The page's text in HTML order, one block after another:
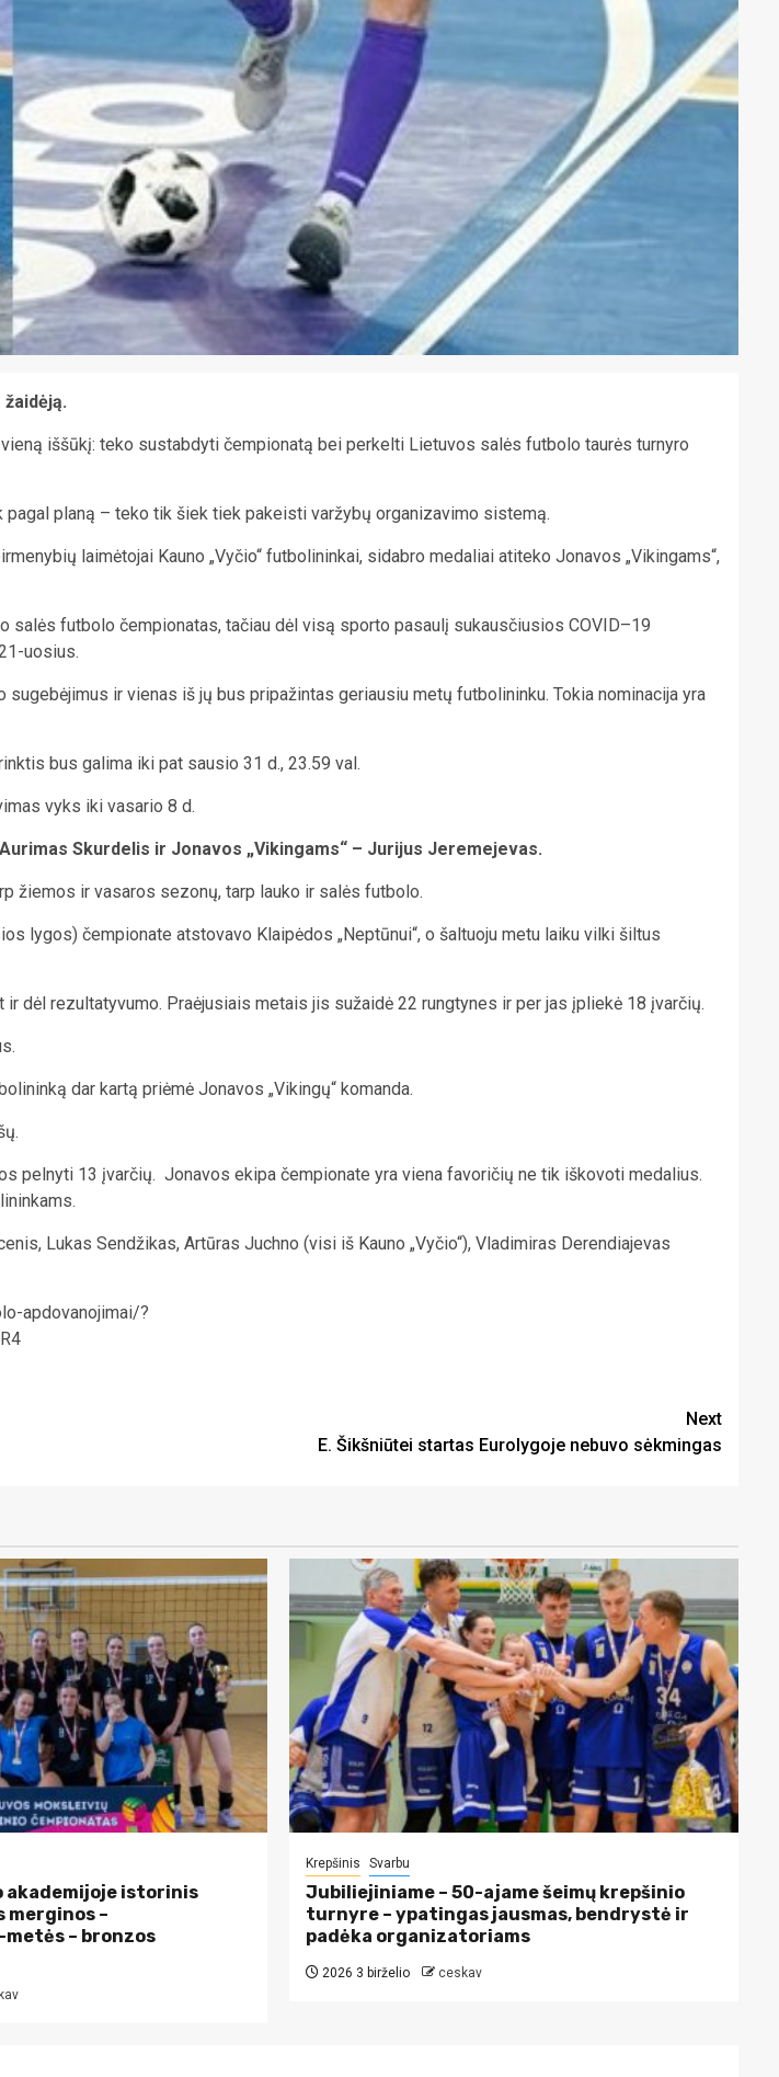
iššūkį: teko sustabdyti čempionatą bei perkelti Lietuvos salės futbolo taurės turnyro
planą – teko tik šiek tiek pakeisti varžybų organizavimo sistemą.
laimėtojai Kauno „Vyčio“ futbolininkai, sidabro medaliai atiteko Jonavos „Vikingams“,
futbolo čempionatas, tačiau dėl visą sporto pasaulį sukausčiusios COVID–19
uosius.
ir vienas iš jų bus pripažintas geriausiu metų futbolininku. Tokia nominacija yra
bus galima iki pat sausio 31 d., 23.59 val.
vyks iki vasario 8 d.
Skurdelis ir Jonavos „Vikingams“ – Jurijus Jeremejevas.
žiemos ir vasaros sezonų, tarp lauko ir salės futbolo.
čempionate atstovavo Klaipėdos „Neptūnui“, o šaltuoju metu laiku vilki šiltus
dėl rezultatyvumo. Praėjusiais metais jis sužaidė 22 rungtynes ir per jas įpliekė 18 įvarčių.
dar kartą priėmė Jonavos „Vikingų“ komanda.
pelnyti 13 įvarčių. Jonavos ekipa čempionate yra viena favoričių ne tik iškovoti medalius.
Lukas Sendžikas, Artūras Juchno (visi iš Kauno „Vyčio“), Vladimiras Derendiajevas
apdovanojimai/?
Next
E. Šikšniūtei startas Eurolygoje nebuvo sėkmingas
akademijoje istorinis
merginos –
metės – bronzos
Krepšinis Svarbu
Jubiliejiniame – 50-ajame šeimų krepšinio
turnyre – ypatingas jausmas, bendrystė ir
padėka organizatoriams
2026 3 birželio ceskav